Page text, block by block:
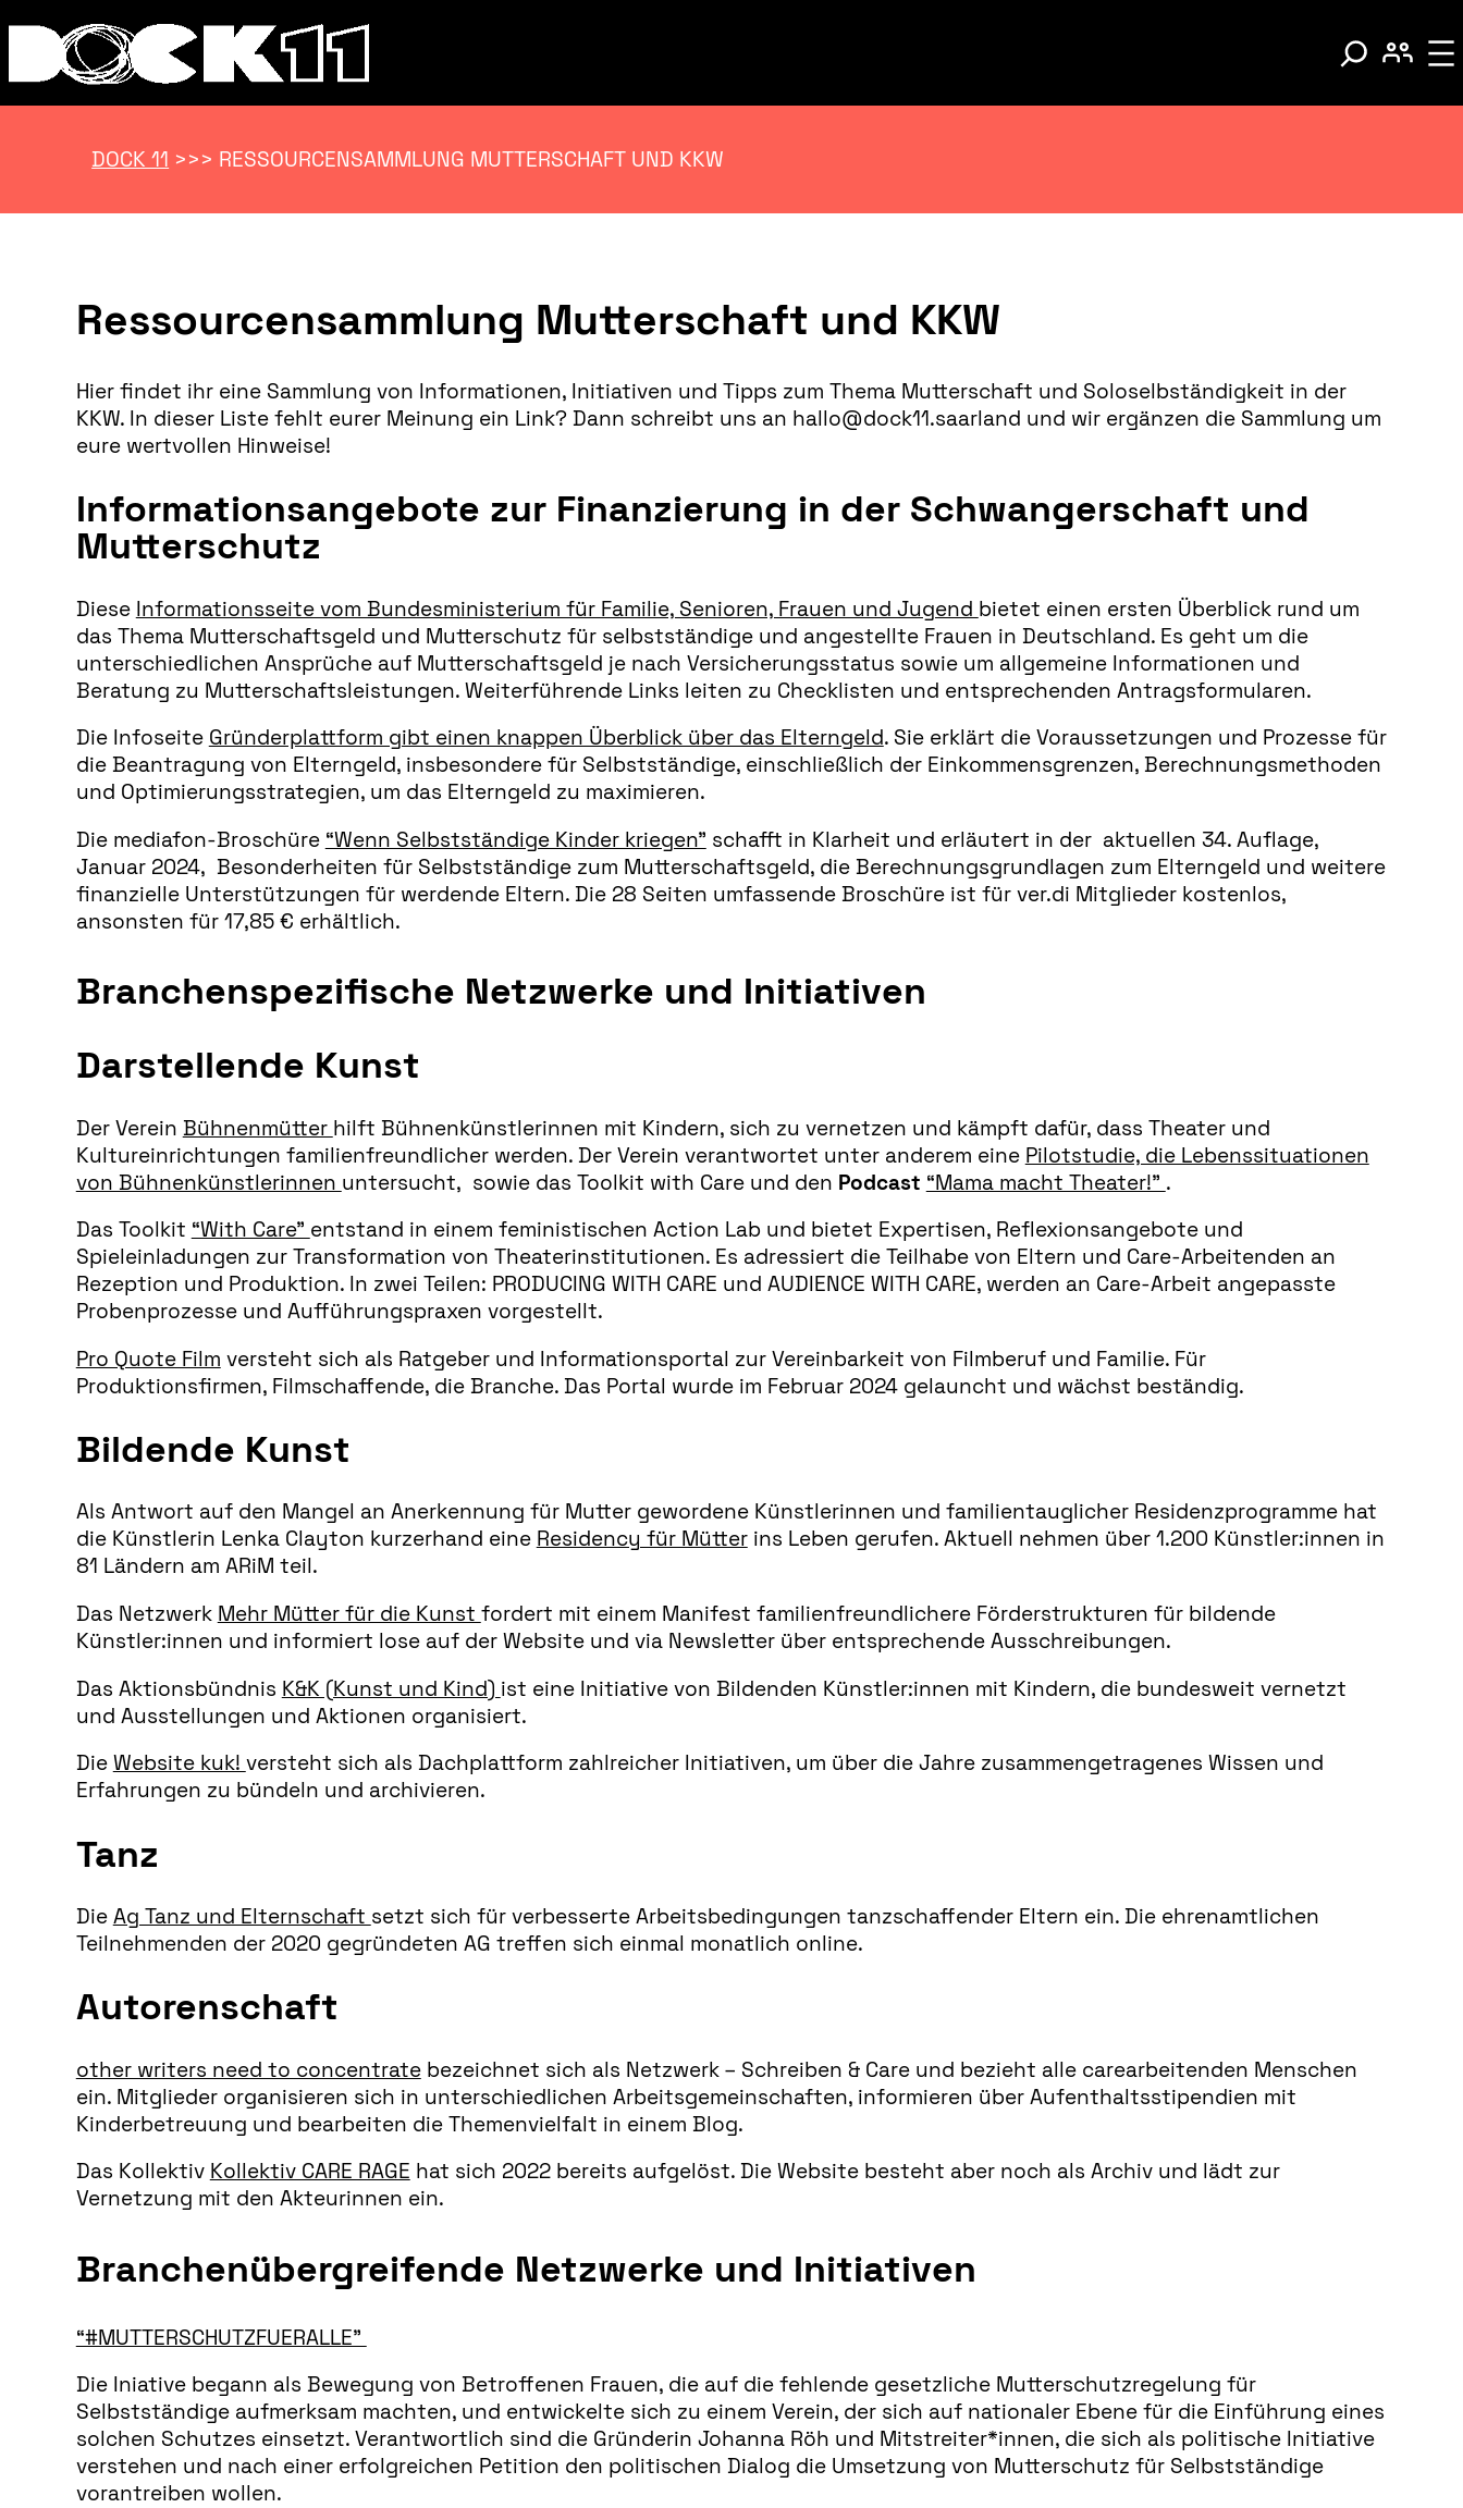
DOCK 11 >>> RESSOURCENSAMMLUNG MUTTERSCHAFT UND KKW
Ressourcensammlung Mutterschaft und KKW
Hier findet ihr eine Sammlung von Informationen, Initiativen und Tipps zum Thema Mutterschaft und Soloselbständigkeit in der
KKW. In dieser Liste fehlt eurer Meinung ein Link? Dann schreibt uns an hallo@dock11.saarland und wir ergänzen die Sammlung um
eure wertvollen Hinweise!
Informationsangebote zur Finanzierung in der Schwangerschaft und
Mutterschutz
Diese Informationsseite vom Bundesministerium für Familie, Senioren, Frauen und Jugend bietet einen ersten Überblick rund um
das Thema Mutterschaftsgeld und Mutterschutz für selbstständige und angestellte Frauen in Deutschland. Es geht um die
unterschiedlichen Ansprüche auf Mutterschaftsgeld je nach Versicherungsstatus sowie um allgemeine Informationen und
Beratung zu Mutterschaftsleistungen. Weiterführende Links leiten zu Checklisten und entsprechenden Antragsformularen.
Die Infoseite Gründerplattform gibt einen knappen Überblick über das Elterngeld. Sie erklärt die Voraussetzungen und Prozesse für
die Beantragung von Elterngeld, insbesondere für Selbstständige, einschließlich der Einkommensgrenzen, Berechnungsmethoden
und Optimierungsstrategien, um das Elterngeld zu maximieren.
Die mediafon-Broschüre “Wenn Selbstständige Kinder kriegen” schafft in Klarheit und erläutert in der aktuellen 34. Auflage,
Januar 2024, Besonderheiten für Selbstständige zum Mutterschaftsgeld, die Berechnungsgrundlagen zum Elterngeld und weitere
finanzielle Unterstützungen für werdende Eltern. Die 28 Seiten umfassende Broschüre ist für ver.di Mitglieder kostenlos,
ansonsten für 17,85 € erhältlich.
Branchenspezifische Netzwerke und Initiativen
Darstellende Kunst
Der Verein Bühnenmütter hilft Bühnenkünstlerinnen mit Kindern, sich zu vernetzen und kämpft dafür, dass Theater und
Kultureinrichtungen familienfreundlicher werden. Der Verein verantwortet unter anderem eine Pilotstudie, die Lebenssituationen
von Bühnenkünstlerinnen untersucht, sowie das Toolkit with Care und den Podcast “Mama macht Theater!” .
Das Toolkit “With Care” entstand in einem feministischen Action Lab und bietet Expertisen, Reflexionsangebote und
Spieleinladungen zur Transformation von Theaterinstitutionen. Es adressiert die Teilhabe von Eltern und Care-Arbeitenden an
Rezeption und Produktion. In zwei Teilen: PRODUCING WITH CARE und AUDIENCE WITH CARE, werden an Care-Arbeit angepasste
Probenprozesse und Aufführungspraxen vorgestellt.
Pro Quote Film versteht sich als Ratgeber und Informationsportal zur Vereinbarkeit von Filmberuf und Familie. Für
Produktionsfirmen, Filmschaffende, die Branche. Das Portal wurde im Februar 2024 gelauncht und wächst beständig.
Bildende Kunst
Als Antwort auf den Mangel an Anerkennung für Mutter gewordene Künstlerinnen und familientauglicher Residenzprogramme hat
die Künstlerin Lenka Clayton kurzerhand eine Residency für Mütterins Leben gerufen. Aktuell nehmen über 1.200 Künstler:innen in
81 Ländern am ARiM teil.
Das Netzwerk Mehr Mütter für die Kunst fordert mit einem Manifest familienfreundlichere Förderstrukturen für bildende
Künstler:innen und informiert lose auf der Website und via Newsletter über entsprechende Ausschreibungen.
Das Aktionsbündnis K&K (Kunst und Kind) ist eine Initiative von Bildenden Künstler:innen mit Kindern, die bundesweit vernetzt
und Ausstellungen und Aktionen organisiert.
Die Website kuk! versteht sich als Dachplattform zahlreicher Initiativen, um über die Jahre zusammengetragenes Wissen und
Erfahrungen zu bündeln und archivieren.
Tanz
Die Ag Tanz und Elternschaft setzt sich für verbesserte Arbeitsbedingungen tanzschaffender Eltern ein. Die ehrenamtlichen
Teilnehmenden der 2020 gegründeten AG treffen sich einmal monatlich online.
Autorenschaft
other writers need to concentratebezeichnet sich als Netzwerk – Schreiben & Care und bezieht alle carearbeitenden Menschen
ein. Mitglieder organisieren sich in unterschiedlichen Arbeitsgemeinschaften, informieren über Aufenthaltsstipendien mit
Kinderbetreuung und bearbeiten die Themenvielfalt in einem Blog.
Das Kollektiv Kollektiv CARE RAGE hat sich 2022 bereits aufgelöst. Die Website besteht aber noch als Archiv und lädt zur
Vernetzung mit den Akteurinnen ein.
Branchenübergreifende Netzwerke und Initiativen
“#MUTTERSCHUTZFUERALLE”
Die Iniative begann als Bewegung von Betroffenen Frauen, die auf die fehlende gesetzliche Mutterschutzregelung für
Selbstständige aufmerksam machten, und entwickelte sich zu einem Verein, der sich auf nationaler Ebene für die Einführung eines
solchen Schutzes einsetzt. Verantwortlich sind die Gründerin Johanna Röh und Mitstreiter*innen, die sich als politische Initiative
verstehen und nach einer erfolgreichen Petition den politischen Dialog die Umsetzung von Mutterschutz für Selbstständige
vorantreiben wollen.